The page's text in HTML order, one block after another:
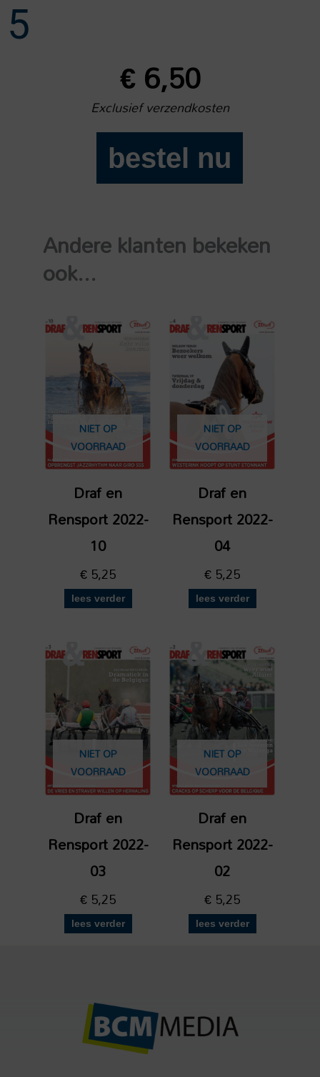
5
€6,50
Exclusief verzendkosten
en
aantal
bestel nu
Andere klanten bekeken
ook...
NIET OP
VOORRAAD
Draf en
Rensport 2022-
10
€5,25
lees verder
NIET OP
VOORRAAD
Draf en
Rensport 2022-
04
€5,25
lees verder
NIET OP
VOORRAAD
Draf en
Rensport 2022-
03
€5,25
lees verder
NIET OP
VOORRAAD
Draf en
Rensport 2022-
02
€5,25
lees verder